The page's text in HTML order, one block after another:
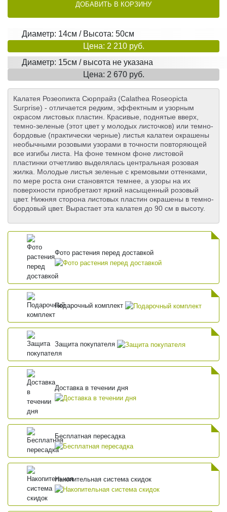
ДОБАВИТЬ В КОРЗИНУ
Диаметр: 14см / Высота: 50см
Цена: 2 210 руб.
Диаметр: 15см / высота не указана
Цена: 2 670 руб.
Калатея Розеопикта Сюрпрайз (Calathea Roseopicta
Surprise) - отличается редким, эффектным и узорным
окрасом листовых пластин. Красивые, поднятые вверх,
темно-зеленые (этот цвет у молодых листочков) или темно-
бордовые (практически черные) листья калатеи окрашены
необычными розовыми узорами в точности повторяющей
все изгибы листа. На фоне темном фоне листовой
пластинки отчетливо выделялась центральная розовая
жилка. Молодые листья зеленые с кремовыми оттенками,
по мере роста они становятся темнее, а узоры на их
поверхности приобретают яркий насыщенный розовый
цвет. Нижняя сторона листовых пластин окрашены в темно-
бордовый цвет. Вырастает эта калатея до 90 см в высоту.
Фото растения перед доставкой
Подарочный комплект
Защита покупателя
Доставка в течении дня
Бесплатная пересадка
Накопительная система скидок